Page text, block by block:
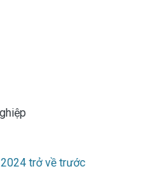
trở về trước